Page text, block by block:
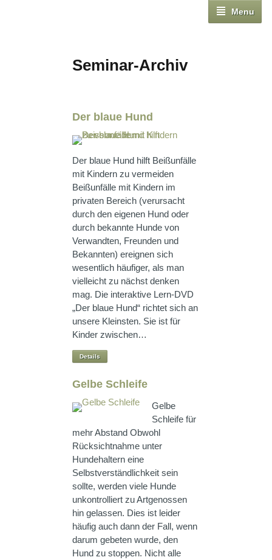
Menu
Seminar-Archiv
Der blaue Hund
Der blaue Hund hilft Beißunfälle
mit Kindern zu vermeiden
Beißunfälle mit Kindern im
privaten Bereich (verursacht
durch den eigenen Hund oder
durch bekannte Hunde von
Verwandten, Freunden und
Bekannten) ereignen sich
wesentlich häufiger, als man
vielleicht zu nächst denken
mag. Die interaktive Lern-DVD
„Der blaue Hund“ richtet sich an
unsere Kleinsten. Sie ist für
Kinder zwischen…
Details
Gelbe Schleife
Gelbe
Schleife für
mehr Abstand Obwohl
Rücksichtnahme unter
Hundehaltern eine
Selbstverständlichkeit sein
sollte, werden viele Hunde
unkontrolliert zu Artgenossen
hin gelassen. Dies ist leider
häufig auch dann der Fall, wenn
darum gebeten wurde, den
Hund zu stoppen. Nicht alle